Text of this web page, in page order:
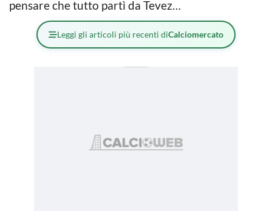
pensare che tutto partì da Tevez…
Leggi gli articoli più recenti diCalciomercato